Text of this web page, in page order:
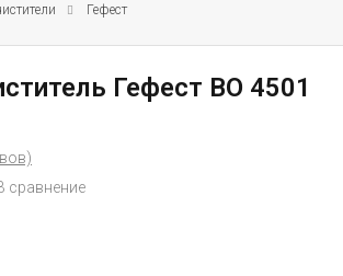
Гефест
Гефест ВО 4501
сравнение